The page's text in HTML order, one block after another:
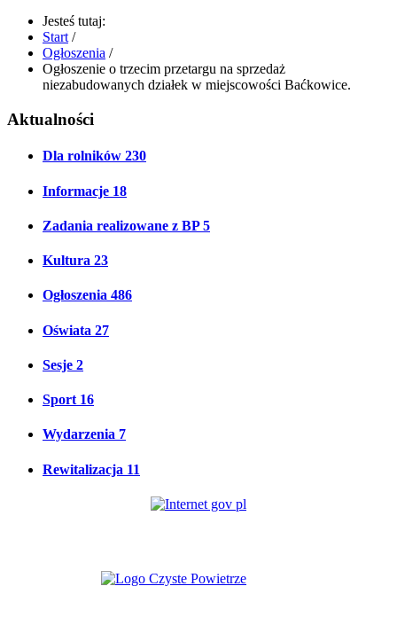
Jesteś tutaj:
Start /
Ogłoszenia /
Ogłoszenie o trzecim przetargu na sprzedaż
niezabudowanych działek w miejscowości Baćkowice.
Aktualności
Dla rolników 230
Informacje 18
Zadania realizowane z BP5
Kultura 23
Ogłoszenia 486
Oświata 27
Sesje 2
Sport 16
Wydarzenia 7
Rewitalizacja 11